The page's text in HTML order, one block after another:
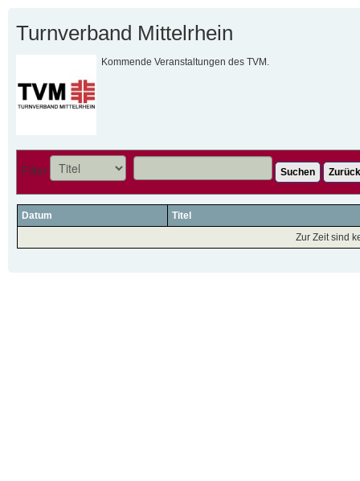
Turnverband Mittelrhein
Kommende Veranstaltungen des TVM.
Filter Suchen
Datum
Titel
Zur Zeit sind